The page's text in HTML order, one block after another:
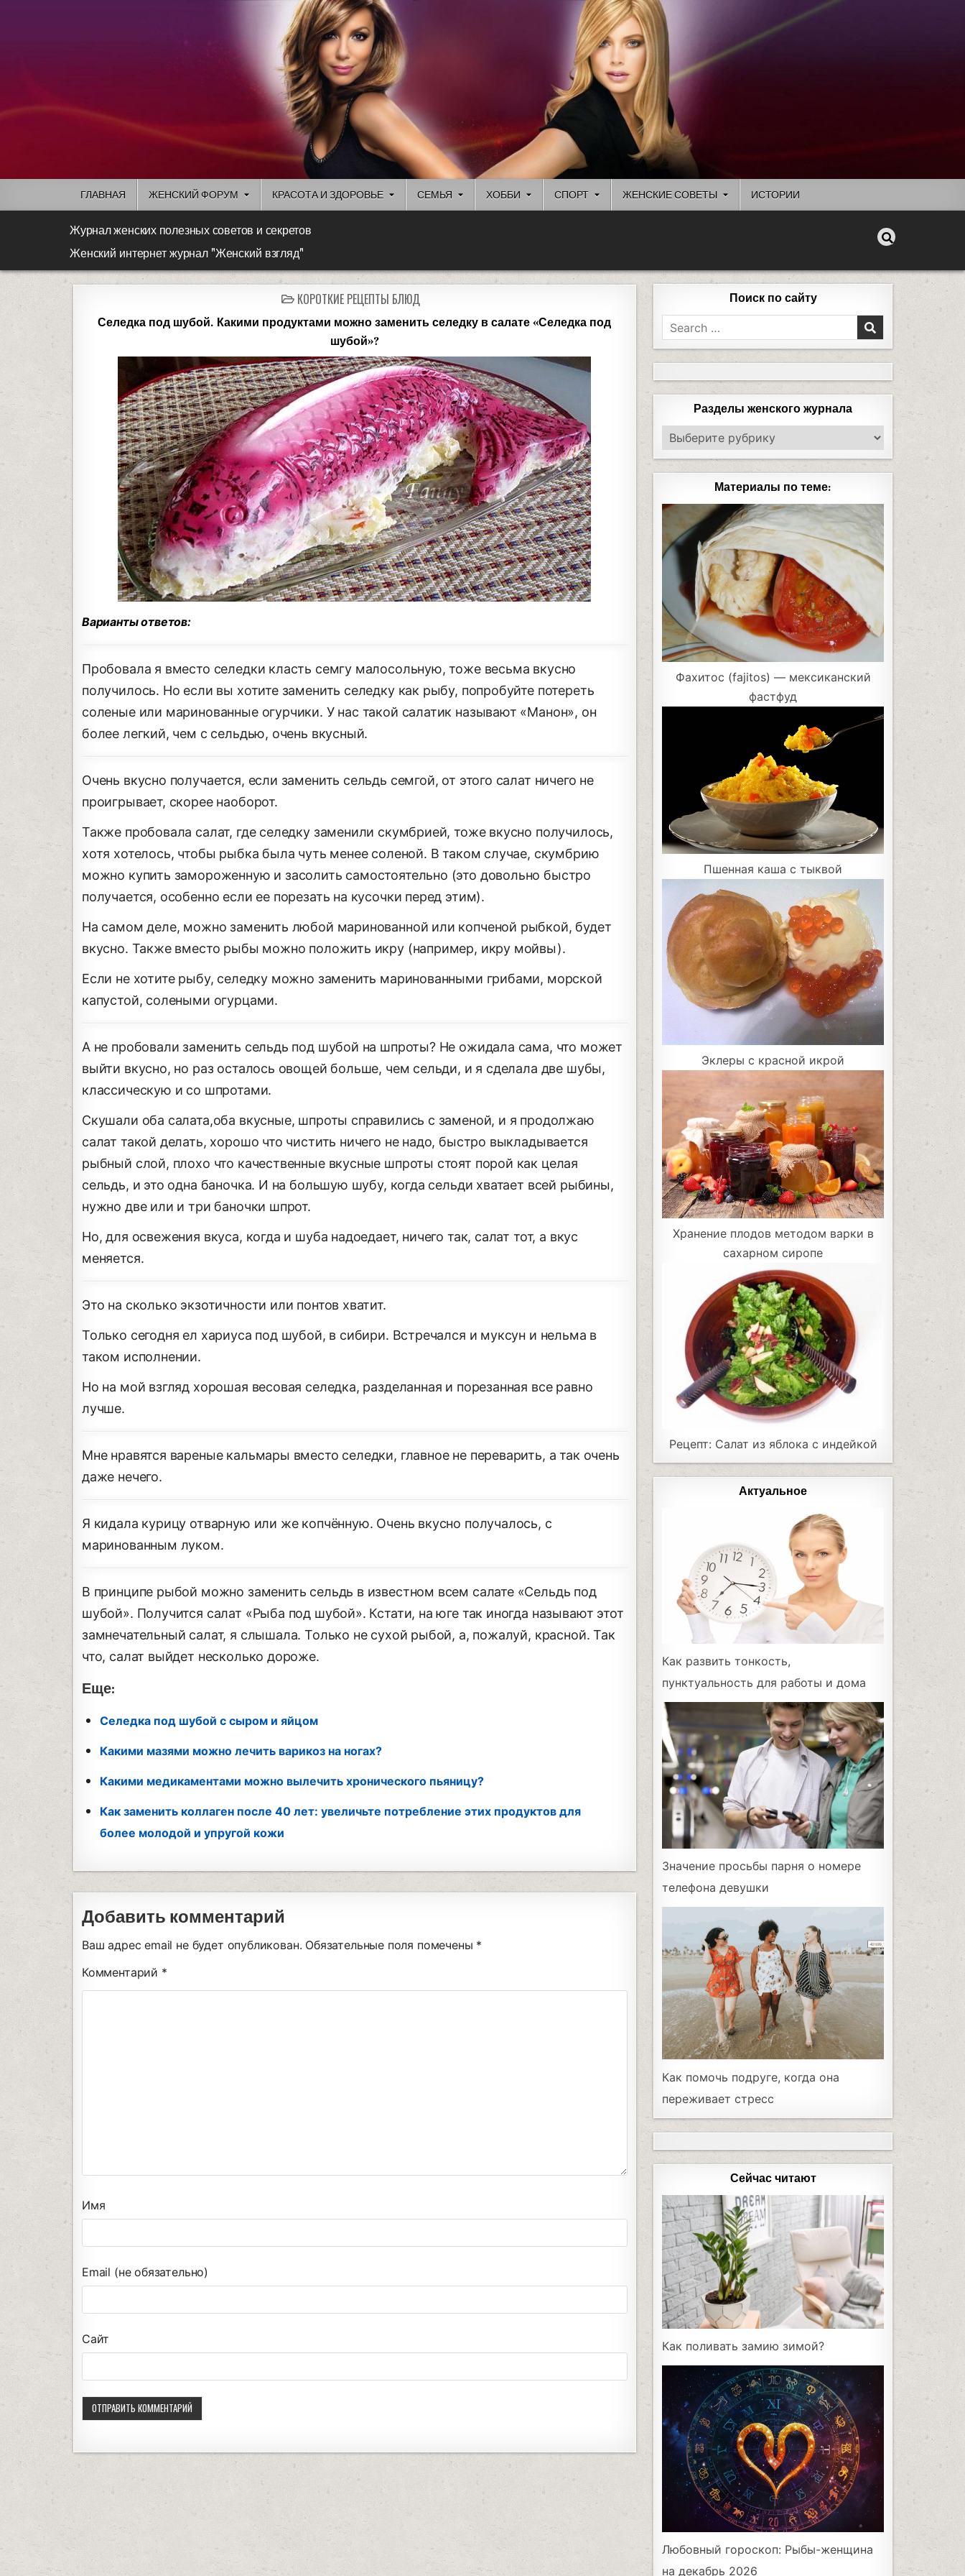
ГЛАВНАЯ ЖЕНСКИЙ ФОРУМ КРАСОТА И ЗДОРОВЬЕ СЕМЬЯ ХОББИ СПОРТ ЖЕНСКИЕ СОВЕТЫ ИСТОРИИ
Журнал женских полезных советов и секретов
Женский интернет журнал "Женский взгляд"
КОРОТКИЕ РЕЦЕПТЫ БЛЮД
Селедка под шубой. Какими продуктами можно заменить селедку в салате «Селедка под
шубой»?
Варианты ответов:
Пробовала я вместо селедки класть семгу малосольную, тоже весьма вкусно
получилось. Но если вы хотите заменить селедку как рыбу, попробуйте потереть
соленые или маринованные огурчики. У нас такой салатик называют «Манон», он
более легкий, чем с сельдью, очень вкусный.
Очень вкусно получается, если заменить сельдь семгой, от этого салат ничего не
проигрывает, скорее наоборот.
Также пробовала салат, где селедку заменили скумбрией, тоже вкусно получилось,
хотя хотелось, чтобы рыбка была чуть менее соленой. В таком случае, скумбрию
можно купить замороженную и засолить самостоятельно (это довольно быстро
получается, особенно если ее порезать на кусочки перед этим).
На самом деле, можно заменить любой маринованной или копченой рыбкой, будет
вкусно. Также вместо рыбы можно положить икру (например, икру мойвы).
Если не хотите рыбу, селедку можно заменить маринованными грибами, морской
капустой, солеными огурцами.
А не пробовали заменить сельдь под шубой на шпроты? Не ожидала сама, что может
выйти вкусно, но раз осталось овощей больше, чем сельди, и я сделала две шубы,
классическую и со шпротами.
Скушали оба салата,оба вкусные, шпроты справились с заменой, и я продолжаю
салат такой делать, хорошо что чистить ничего не надо, быстро выкладывается
рыбный слой, плохо что качественные вкусные шпроты стоят порой как целая
сельдь, и это одна баночка. И на большую шубу, когда сельди хватает всей рыбины,
нужно две или и три баночки шпрот.
Но, для освежения вкуса, когда и шуба надоедает, ничего так, салат тот, а вкус
меняется.
Это на сколько экзотичности или понтов хватит.
Только сегодня ел хариуса под шубой, в сибири. Встречался и муксун и нельма в
таком исполнении.
Но на мой взгляд хорошая весовая селедка, разделанная и порезанная все равно
лучше.
Мне нравятся вареные кальмары вместо селедки, главное не переварить, а так очень
даже нечего.
Я кидала курицу отварную или же копчённую. Очень вкусно получалось, с
маринованным луком.
В принципе рыбой можно заменить сельдь в известном всем салате «Сельдь под
шубой». Получится салат «Рыба под шубой». Кстати, на юге так иногда называют этот
замнечательный салат, я слышала. Только не сухой рыбой, а, пожалуй, красной. Так
что, салат выйдет несколько дороже.
Еще:
Селедка под шубой с сыром и яйцом
Какими мазями можно лечить варикоз на ногах?
Какими медикаментами можно вылечить хронического пьяницу?
Как заменить коллаген после 40 лет: увеличьте потребление этих продуктов для
более молодой и упругой кожи
Добавить комментарий
Ваш адрес email не будет опубликован. Обязательные поля помечены *
Комментарий *
Имя
Email (не обязательно)
Сайт
Поиск по сайту
Разделы женского журнала
Материалы по теме:
Фахитос (fajitos) — мексиканский
фастфуд
Пшенная каша с тыквой
Эклеры с красной икрой
Хранение плодов методом варки в
сахарном сиропе
Рецепт: Салат из яблока с индейкой
Актуальное
Как развить тонкость,
пунктуальность для работы и дома
Значение просьбы парня о номере
телефона девушки
Как помочь подруге, когда она
переживает стресс
Сейчас читают
Как поливать замию зимой?
Любовный гороскоп: Рыбы-женщина
на декабрь 2026